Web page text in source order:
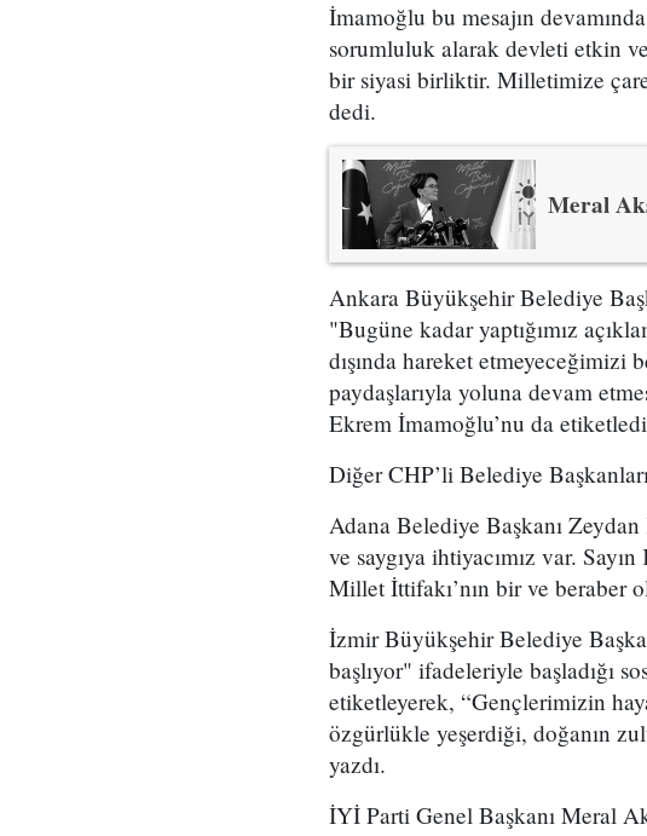
İmamoğlu bu mesajın
sorumluluk alarak devleti etkin
bir siyasi birliktir. Milletimize
dedi.
Meral
Ankara Büyükşehir Belediye
"Bugüne kadar yaptığımız
dışında hareket
paydaşlarıyla yoluna devam
Ekrem İmamoğlu’nu da
Diğer CHP’li Belediye
Adana Belediye Başkanı
ve saygıya ihtiyacımız var.
Millet İttifakı’nın bir ve beraber
İzmir Büyükşehir Belediye
başlıyor" ifadeleriyle başladığı
etiketleyerek, “Gençlerimizin
özgürlükle yeşerdiği, doğanın
yazdı.
İYİ Parti Genel Başkanı Meral